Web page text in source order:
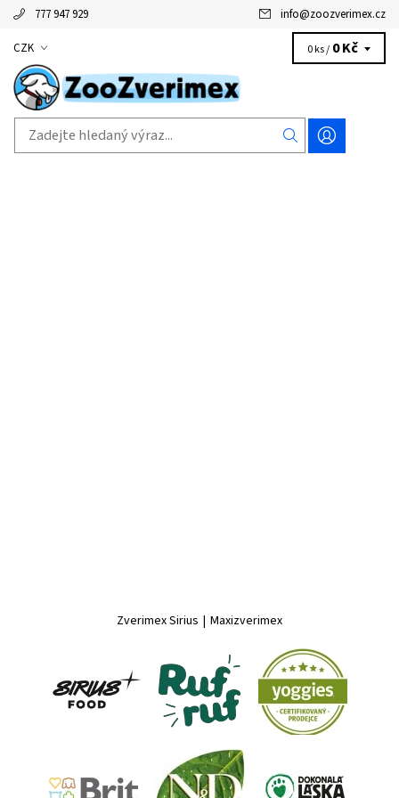
777 947 929 info@zoozverimex.cz
CZK 0 ks / 0 Kč
Zverimex Sirius | Maxizverimex